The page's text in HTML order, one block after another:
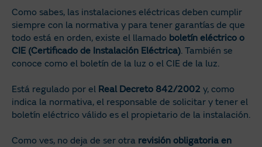
Como sabes, las instalaciones eléctricas deben cumplir
siempre con la normativa y para tener garantías de que
todo está en orden, existe el llamado boletín eléctrico o
CIE (Certificado de Instalación Eléctrica). También se
conoce como el boletín de la luz o el CIE de la luz.
Está regulado por el Real Decreto 842/2002 y, como
indica la normativa, el responsable de solicitar y tener el
boletín eléctrico válido es el propietario de la instalación.
Como ves, no deja de ser otra revisión obligatoria en